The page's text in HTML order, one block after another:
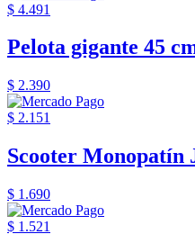
$ 4.491
Pelota gigante 45
$ 2.390
$ 2.151
Scooter Monopatín
$ 1.690
$ 1.521